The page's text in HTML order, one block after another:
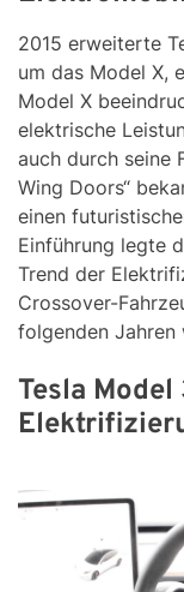
2015 erweiterte
um das Model X,
Model X
elektrische
auch durch seine
Wing Doors“
einen
Einführung legte
Trend der
Crossover-
folgenden
Tesla Model